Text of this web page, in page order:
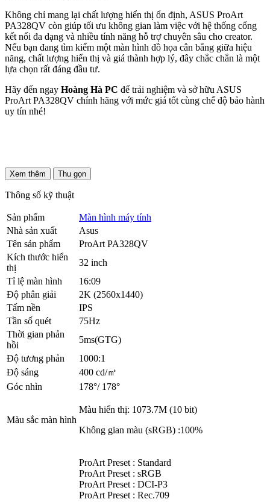
Không chỉ mang lại chất lượng hiển thị ổn định, ASUS ProArt
PA328QV còn giúp tối ưu không gian làm việc với hệ thống cổng
kết nối đa dạng và nhiều tính năng hỗ trợ chuyên sâu cho creator.
Nếu bạn đang tìm kiếm một màn hình đồ họa cân bằng giữa hiệu
năng, chất lượng hiển thị và giá thành hợp lý, đây chắc chắn là một
lựa chọn rất đáng đầu tư.
Hãy đến ngay Hoàng Hà PC để trải nghiệm và sở hữu ASUS
ProArt PA328QV chính hãng với mức giá tốt cùng chế độ bảo hành
uy tín nhé!
Xem thêm Thu gọn
Thông số kỹ thuật
Sản phẩm
Màn hình máy tính
Nhà sản xuất
Asus
Tên sản phẩm
ProArt PA328QV
Kích thước hiển
thị
32 inch
Tỉ lệ màn hình
16:09
Độ phân giải
2K (2560x1440)
Tấm nền
IPS
Tần số quét
75Hz
Thời gian phản
hồi
5ms(GTG)
Độ tương phản
1000:1
Độ sáng
400 cd/㎡
Góc nhìn
178°/ 178°
Màu sắc màn hình
Màu hiển thị: 1073.7M (10 bit)
Không gian màu (sRGB) :100%
ProArt Preset : Standard
ProArt Preset : sRGB
ProArt Preset : DCI-P3
ProArt Preset : Rec.709